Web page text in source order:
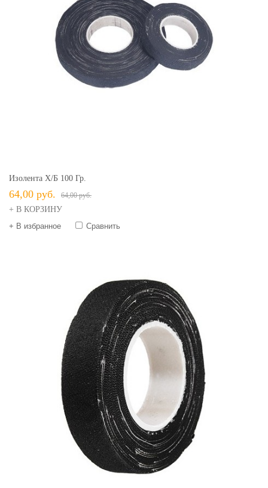
Изолента Х/б 100 Гр.
64,00 руб. 64,00 руб.
+ В КОРЗИНУ
+ В избранное
Сравнить